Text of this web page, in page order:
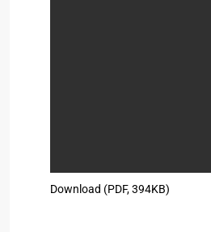
Download (PDF, 394KB)